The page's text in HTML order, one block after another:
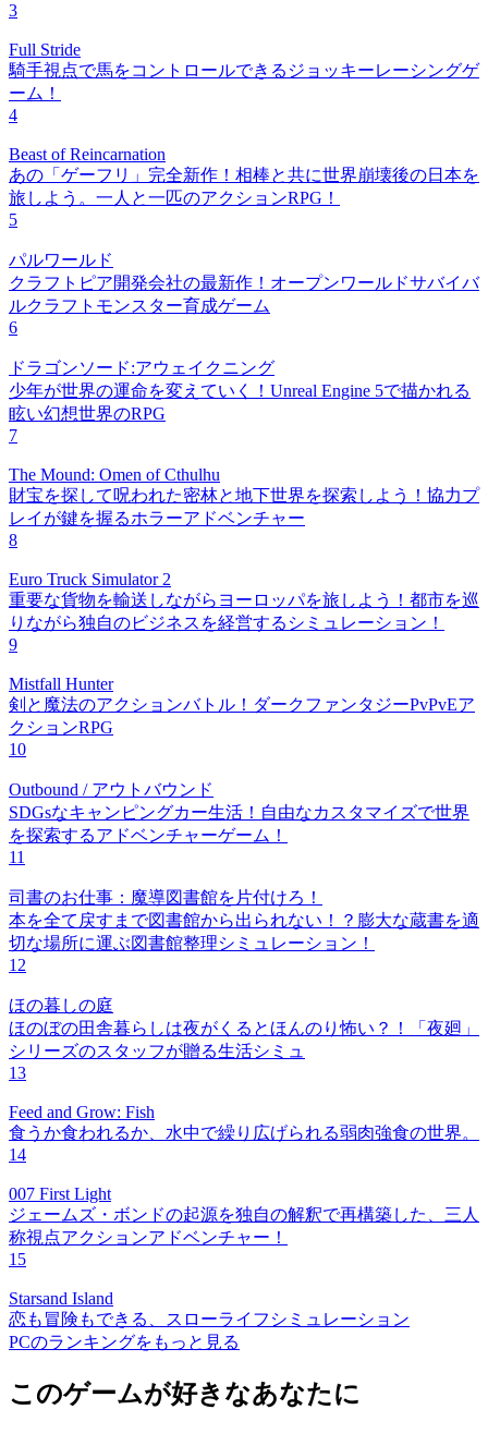
3
Full Stride
騎手視点で馬をコントロールできるジョッキーレーシングゲ
ーム！
4
Beast of Reincarnation
あの「ゲーフリ」完全新作！相棒と共に世界崩壊後の日本を
旅しよう。一人と一匹のアクションRPG！
5
パルワールド
クラフトピア開発会社の最新作！オープンワールドサバイバ
ルクラフトモンスター育成ゲーム
6
ドラゴンソード:アウェイクニング
少年が世界の運命を変えていく！Unreal Engine 5で描かれる
眩い幻想世界のRPG
7
The Mound: Omen of Cthulhu
財宝を探して呪われた密林と地下世界を探索しよう！協力プ
レイが鍵を握るホラーアドベンチャー
8
Euro Truck Simulator 2
重要な貨物を輸送しながらヨーロッパを旅しよう！都市を巡
りながら独自のビジネスを経営するシミュレーション！
9
Mistfall Hunter
剣と魔法のアクションバトル！ダークファンタジーPvPvEア
クションRPG
10
Outbound / アウトバウンド
SDGsなキャンピングカー生活！自由なカスタマイズで世界
を探索するアドベンチャーゲーム！
11
司書のお仕事：魔導図書館を片付けろ！
本を全て戻すまで図書館から出られない！？膨大な蔵書を適
切な場所に運ぶ図書館整理シミュレーション！
12
ほの暮しの庭
ほのぼの田舎暮らしは夜がくるとほんのり怖い？！「夜廻」
シリーズのスタッフが贈る生活シミュ
13
Feed and Grow: Fish
食うか食われるか、水中で繰り広げられる弱肉強食の世界。
14
007 First Light
ジェームズ・ボンドの起源を独自の解釈で再構築した、三人
称視点アクションアドベンチャー！
15
Starsand Island
恋も冒険もできる、スローライフシミュレーション
PCのランキングをもっと見る
このゲームが好きなあなたに